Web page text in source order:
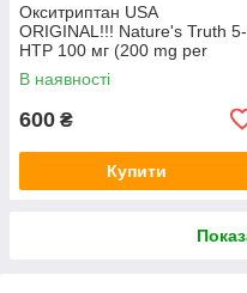
Окситриптан USA
ORIGINAL!!! Nature's Truth 5-
HTP 100 мг (200 mg per
serving), 50 капс
В наявності
600 ₴
Купити